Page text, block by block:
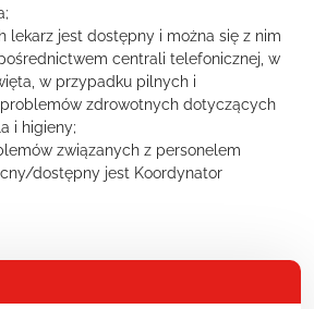
lekarz jest dostępny i można się z nim
centrali telefonicznej, w
w przypadku pilnych i
zdrowotnych dotyczących
i higieny;
związanych z personelem
dostępny jest Koordynator